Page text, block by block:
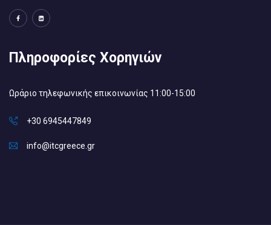
Πληροφορίες Χορηγιών
Ωράριο τηλεφωνικής επικοινωνίας 11:00-15:00
+30 6945447849
info@itcgreece.gr